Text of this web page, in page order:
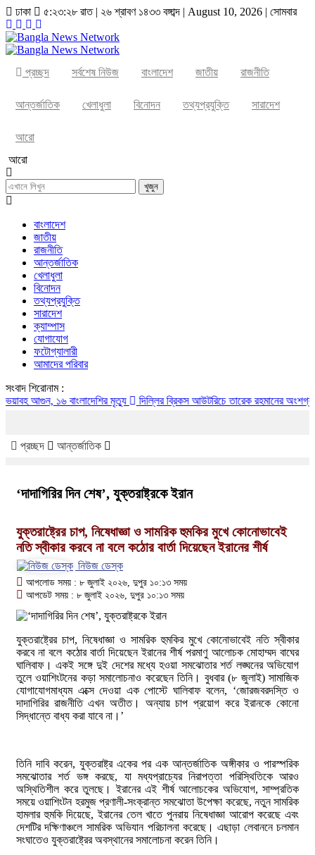
ঢাকা ৫:২৩:২৮ রাত| ২৬ শ্রাবণ ১৪৩৩ বঙ্গাব্দ | August 10, 2026 | সোমবার
প্রচ্ছদ সর্বশেষ নিউজ বাংলাদেশ জাতীয় রাজনীতি
আন্তর্জাতিক খেলাধুলা বিনোদন তথ্যপ্রযুক্তি সারাদেশ
আরো
আরো
খুজুন
বাংলাদেশ
জাতীয়
রাজনীতি
আন্তর্জাতিক
খেলাধুলা
বিনোদন
তথ্যপ্রযুক্তি
সারাদেশ
ক্যাম্পাস
যোগাযোগ
ফটোগ্যালারী
আমাদের পরিবার
সংবাদ শিরোনাম :
১৬ বাংলাদেশির মৃত্যু দিল্লির ব্রিকস আউটরিচে তারেক রহমানের অংশগ্রহণের
প্রচ্ছদ আন্তর্জাতিক
‘দাদাগিরির দিন শেষ’, যুক্তরাষ্ট্রকে ইরান
যুক্তরাষ্ট্রের চাপ, নিষেধাজ্ঞা ও সামরিক হুমকির মুখে কোনোভাবেই
নতি স্বীকার করবে না বলে কঠোর বার্তা দিয়েছেন ইরানের শীর্ষ
নিউজ ডেস্ক
আপলোড সময় : ৮ জুলাই ২০২৬, দুপুর ১০:১৩ সময়
আপডেট সময় : ৮ জুলাই ২০২৬, দুপুর ১০:১৩ সময়
যুক্তরাষ্ট্রের চাপ, নিষেধাজ্ঞা ও সামরিক হুমকির মুখে কোনোভাবেই নতি স্বীকার
করবে না বলে কঠোর বার্তা দিয়েছেন ইরানের শীর্ষ পরমাণু আলোচক মোহাম্মদ বাঘের
ঘালিবাফ। একই সঙ্গে দুই দেশের মধ্যে হওয়া সমঝোতার শর্ত লঙ্ঘনের অভিযোগ
তুলে ওয়াশিংটনের কড়া সমালোচনাও করেছেন তিনি। বুধবার (৮ জুলাই) সামাজিক
যোগাযোগমাধ্যম এক্সে দেওয়া এক পোস্টে ঘালিবাফ বলেন, ‘জোরজবরদস্তি ও
দাদাগিরির রাজনীতি এখন অতীত। অন্যায় চাপ প্রয়োগ করে ইরানকে কোনো
সিদ্ধান্তে বাধ্য করা যাবে না।’
তিনি দাবি করেন, যুক্তরাষ্ট্র একের পর এক আন্তর্জাতিক অঙ্গীকার ও পারস্পরিক
সমঝোতার শর্ত ভঙ্গ করছে, যা মধ্যপ্রাচ্যের নিরাপত্তা পরিস্থিতিকে আরও
অস্থিতিশীল করে তুলছে। ইরানের এই শীর্ষ আলোচকের অভিযোগ, সাম্প্রতিক
সময়ে ওয়াশিংটন হরমুজ প্রণালী-সংক্রান্ত সমঝোতা উপেক্ষা করেছে, নতুন সামরিক
হামলার হুমকি দিয়েছে, ইরানের তেল খাতে পুনরায় নিষেধাজ্ঞা আরোপ করেছে এবং
দেশটির দক্ষিণাঞ্চলে সামরিক অভিযান পরিচালনা করেছে। এছাড়া লেবাননে চলমান
সংঘাতেও যুক্তরাষ্ট্রের অবস্থানের সমালোচনা করেন তিনি।